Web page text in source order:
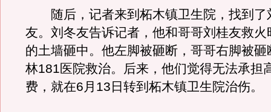
随后，记者来到柘木镇卫生院，找到了
友。刘冬友告诉记者，他和哥哥刘桂友救火
的土墙砸中。他左脚被砸断，哥哥右脚被砸
林181医院救治。后来，他们觉得无法承担
费，就在6月13日转到柘木镇卫生院治伤。